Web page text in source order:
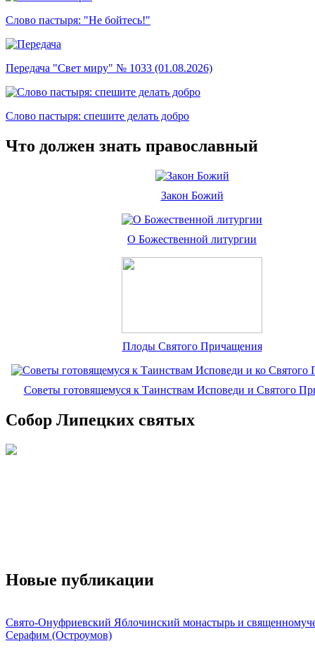
Слово пастыря: "Не бойтесь!"
Передача "Свет миру" № 1033 (01.08.2026)
Слово пастыря: спешите делать добро
Что должен знать православный
Закон Божий
О Божественной литургии
Плоды Святого Причащения
Советы готовящемуся к Таинствам Исповеди и Святого
Собор Липецких святых
Новые публикации
Свято-Онуфриевский Яблочинский монастырь и
Серафим (Остроумов)